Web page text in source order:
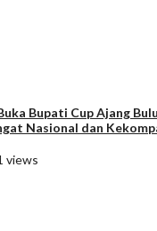
Bupati Cup Ajang
Nasional dan
views